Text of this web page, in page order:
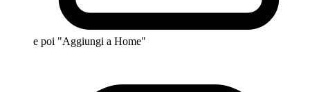
e poi "Aggiungi a Home"